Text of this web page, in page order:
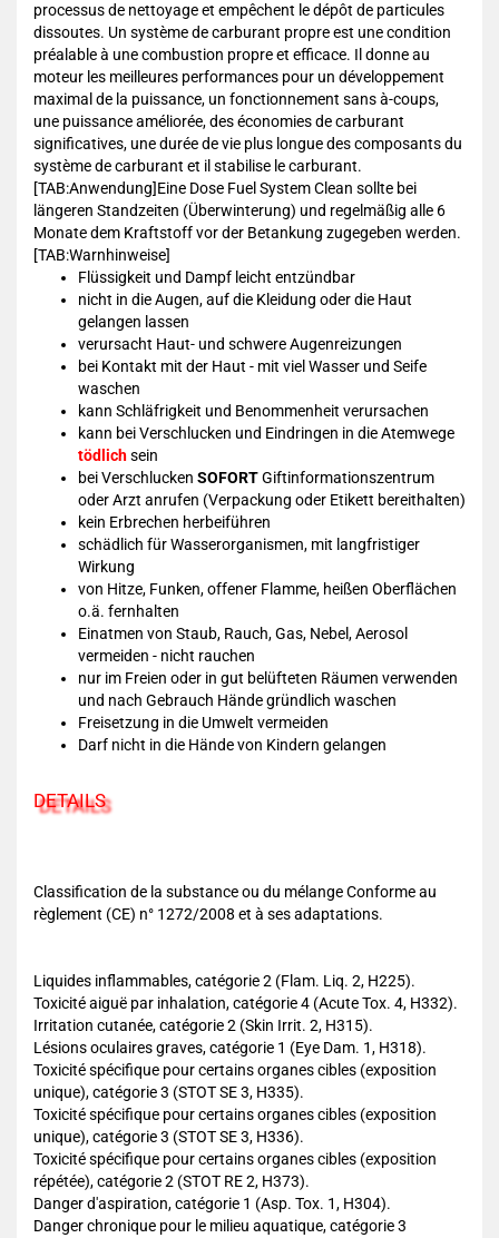
processus de nettoyage et empêchent le dépôt de particules
dissoutes. Un système de carburant propre est une condition
préalable à une combustion propre et efficace. Il donne au
moteur les meilleures performances pour un développement
maximal de la puissance, un fonctionnement sans à-coups,
une puissance améliorée, des économies de carburant
significatives, une durée de vie plus longue des composants du
système de carburant et il stabilise le carburant.
[TAB:Anwendung]Eine Dose Fuel System Clean sollte bei
längeren Standzeiten (Überwinterung) und regelmäßig alle 6
Monate dem Kraftstoff vor der Betankung zugegeben werden.
[TAB:Warnhinweise]
Flüssigkeit und Dampf leicht entzündbar
nicht in die Augen, auf die Kleidung oder die Haut
gelangen lassen
verursacht Haut- und schwere Augenreizungen
bei Kontakt mit der Haut - mit viel Wasser und Seife
waschen
kann Schläfrigkeit und Benommenheit verursachen
kann bei Verschlucken und Eindringen in die Atemwege
tödlichsein
bei Verschlucken SOFORTGiftinformationszentrum
oder Arzt anrufen (Verpackung oder Etikett bereithalten)
kein Erbrechen herbeiführen
schädlich für Wasserorganismen, mit langfristiger
Wirkung
von Hitze, Funken, offener Flamme, heißen Oberflächen
o.ä. fernhalten
Einatmen von Staub, Rauch, Gas, Nebel, Aerosol
vermeiden - nicht rauchen
nur im Freien oder in gut belüfteten Räumen verwenden
und nach Gebrauch Hände gründlich waschen
Freisetzung in die Umwelt vermeiden
Darf nicht in die Hände von Kindern gelangen
DETAILS
Classification de la substance ou du mélange Conforme au
règlement (CE) n° 1272/2008 et à ses adaptations.
Liquides inflammables, catégorie 2 (Flam. Liq. 2, H225).
Toxicité aiguë par inhalation, catégorie 4 (Acute Tox. 4, H332).
Irritation cutanée, catégorie 2 (Skin Irrit. 2, H315).
Lésions oculaires graves, catégorie 1 (Eye Dam. 1, H318).
Toxicité spécifique pour certains organes cibles (exposition
unique), catégorie 3 (STOT SE 3, H335).
Toxicité spécifique pour certains organes cibles (exposition
unique), catégorie 3 (STOT SE 3, H336).
Toxicité spécifique pour certains organes cibles (exposition
répétée), catégorie 2 (STOT RE 2, H373).
Danger d'aspiration, catégorie 1 (Asp. Tox. 1, H304).
Danger chronique pour le milieu aquatique, catégorie 3